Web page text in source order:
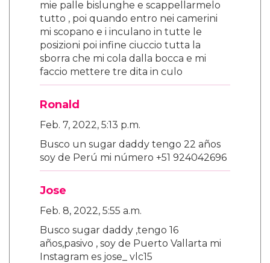
mie palle bislunghe e scappellarmelo
tutto , poi quando entro nei camerini
mi scopano e i inculano in tutte le
posizioni poi infine ciuccio tutta la
sborra che mi cola dalla bocca e mi
faccio mettere tre dita in culo
Ronald
Feb. 7, 2022, 5:13 p.m.
Busco un sugar daddy tengo 22 años
soy de Perú mi número +51 924042696
Jose
Feb. 8, 2022, 5:55 a.m.
Busco sugar daddy ,tengo 16
años,pasivo , soy de Puerto Vallarta mi
Instagram es jose_ vlc15